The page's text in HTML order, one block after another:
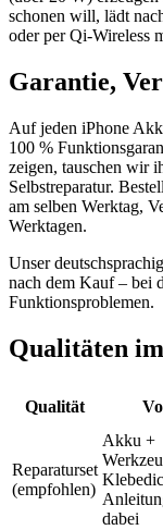
schonen will, lädt
oder per Qi-Wireless
Garantie,
Auf jeden iPhone
100 %
zeigen, tauschen wir
Selbstreparatur.
am selben Werktag,
Werktagen.
Unser
nach dem Kauf – bei
Funktionsproblemen.
Qualitäten
Qualität
Reparaturset
(empfohlen)
Akku +
dabei